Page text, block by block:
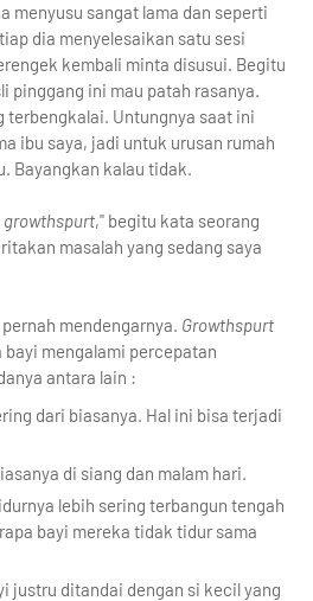
menyusu sangat lama dan seperti
dia menyelesaikan satu sesi
kembali minta disusui. Begitu
pinggang ini mau patah rasanya.
terbengkalai. Untungnya saat ini
ibu saya, jadi untuk urusan rumah
Bayangkan kalau tidak.
growthspurt," begitu kata seorang
masalah yang sedang saya
pernah mendengarnya. Growthspurt
mengalami percepatan
antara lain :
dari biasanya. Hal ini bisa terjadi
di siang dan malam hari.
lebih sering terbangun tengah
bayi mereka tidak tidur sama
justru ditandai dengan si kecil yang